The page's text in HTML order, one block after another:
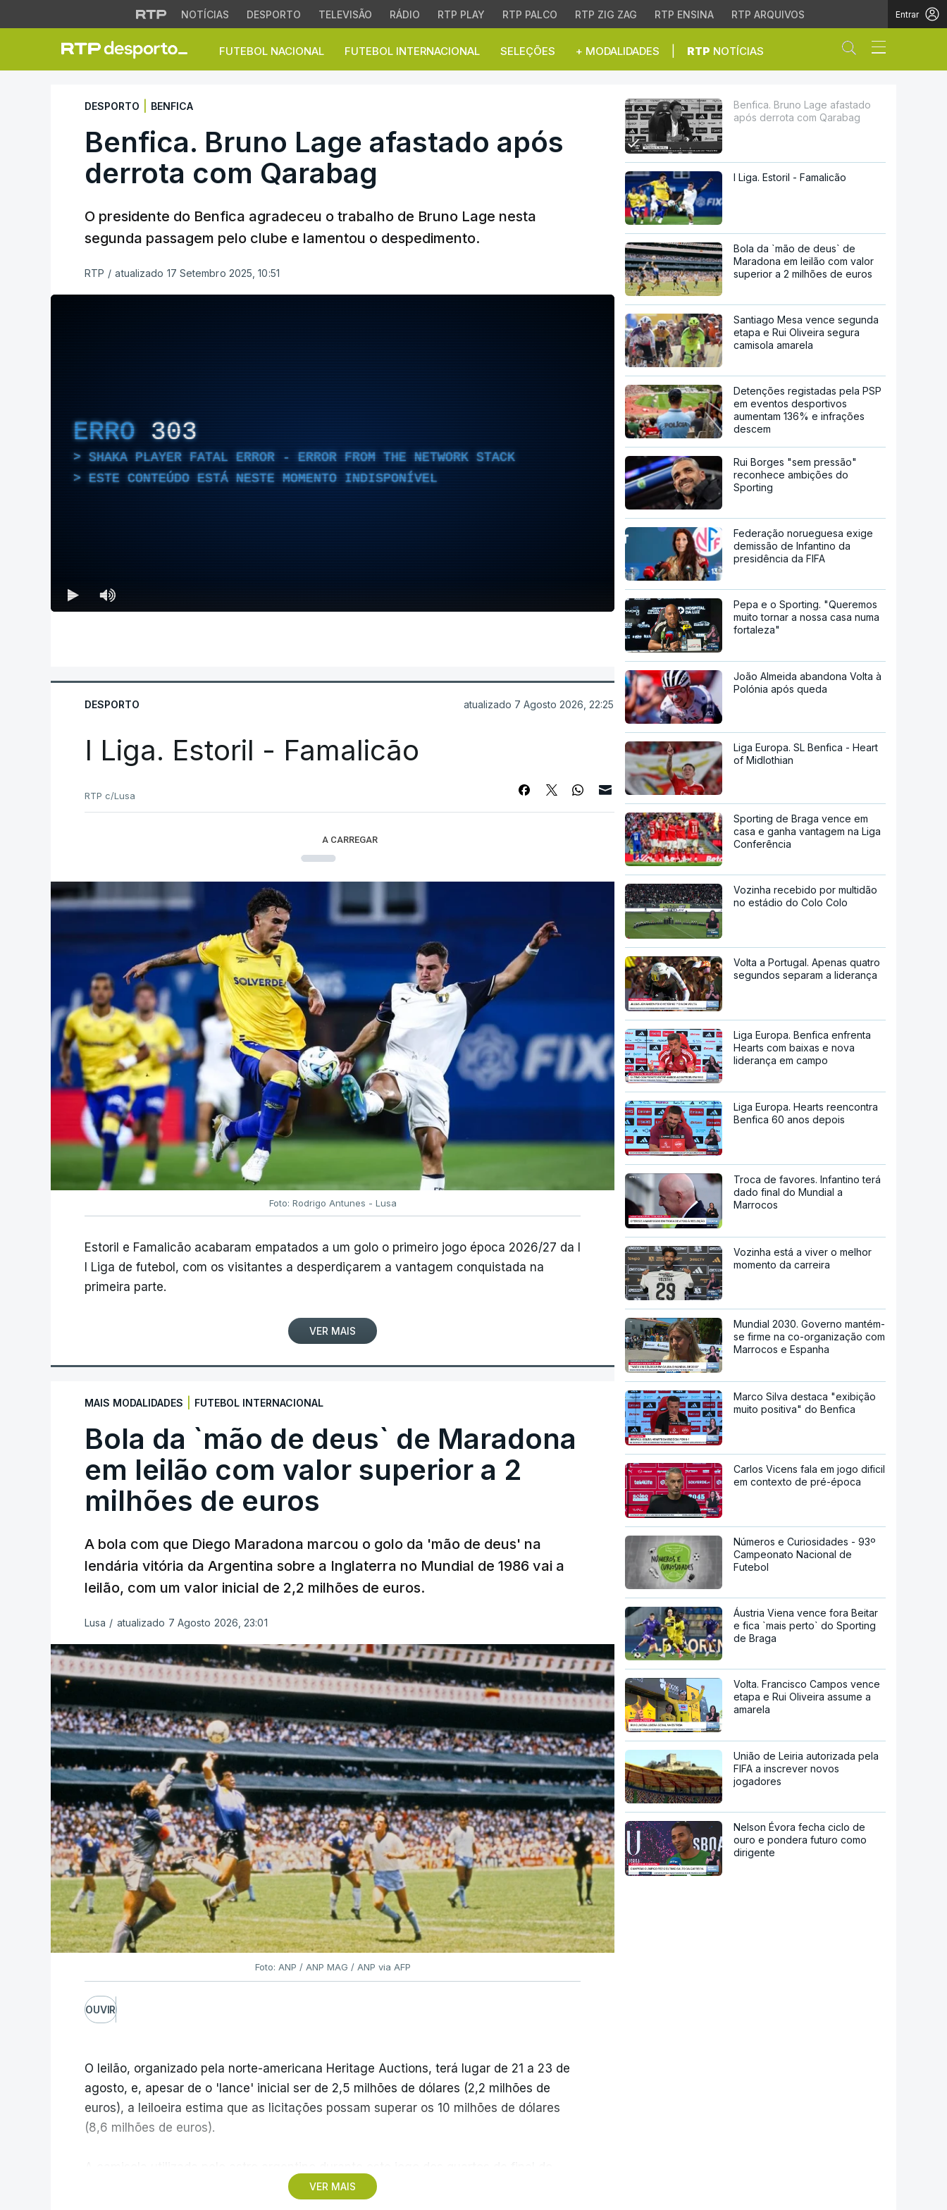
NOTÍCIAS DESPORTO TELEVISÃO RÁDIO RTP PLAY RTP PALCO RTP ZIG ZAG RTP ENSINA RTP ARQUIVOS Entrar
FUTEBOL NACIONAL FUTEBOL INTERNACIONAL SELEÇÕES + MODALIDADES RTP NOTÍCIAS Abrir campo
Benfica. Bruno Lage afastado após derrota com Qarabag
DESPORTO BENFICA
Benfica. Bruno Lage afastado após
derrota com Qarabag
O presidente do Benfica agradeceu o trabalho de Bruno Lage nesta
segunda passagem pelo clube e lamentou o despedimento.
RTP / atualizado 17 Setembro 2025, 10:51
ERRO 303
SHAKA PLAYER FATAL ERROR - ERROR FROM THE NETWORK STACK
ESTE CONTEÚDO ESTÁ NESTE MOMENTO INDISPONÍVEL
DESPORTO atualizado 7 Agosto 2026, 22:25
I Liga. Estoril - Famalicão
RTP c/Lusa
A CARREGAR
Foto: Rodrigo Antunes - Lusa
Estoril e Famalicão acabaram empatados a um golo o primeiro jogo época 2026/27 da I
I Liga de futebol, com os visitantes a desperdiçarem a vantagem conquistada na
primeira parte.
VER MAIS
MAIS MODALIDADES FUTEBOL INTERNACIONAL
Bola da `mão de deus` de Maradona
em leilão com valor superior a 2
milhões de euros
A bola com que Diego Maradona marcou o golo da 'mão de deus' na
lendária vitória da Argentina sobre a Inglaterra no Mundial de 1986 vai a
leilão, com um valor inicial de 2,2 milhões de euros.
Lusa / atualizado 7 Agosto 2026, 23:01
Foto: ANP / ANP MAG / ANP via AFP
OUVIR
VER MAIS
O leilão, organizado pela norte-americana Heritage Auctions, terá lugar de 21 a 23 de
agosto, e, apesar de o 'lance' inicial ser de 2,5 milhões de dólares (2,2 milhões de
euros), a leiloeira estima que as licitações possam superar os 10 milhões de dólares
(8,6 milhões de euros).
Mundial1986, ganho por 2-1 pela sua seleção a 22 de junho de 1986, na Cidade do
Benfica. Bruno Lage afastado
após derrota com Qarabag
I Liga. Estoril - Famalicão
Bola da `mão de deus` de
Maradona em leilão com valor
superior a 2 milhões de euros
Santiago Mesa vence segunda
etapa e Rui Oliveira segura
camisola amarela
Detenções registadas pela PSP
em eventos desportivos
aumentam 136% e infrações
descem
Rui Borges "sem pressão"
reconhece ambições do
Sporting
Federação norueguesa exige
demissão de Infantino da
presidência da FIFA
Pepa e o Sporting. "Queremos
muito tornar a nossa casa numa
fortaleza"
João Almeida abandona Volta à
Polónia após queda
Liga Europa. SL Benfica - Heart
of Midlothian
Sporting de Braga vence em
casa e ganha vantagem na Liga
Conferência
Vozinha recebido por multidão
no estádio do Colo Colo
Volta a Portugal. Apenas quatro
segundos separam a liderança
Liga Europa. Benfica enfrenta
Hearts com baixas e nova
liderança em campo
Liga Europa. Hearts reencontra
Benfica 60 anos depois
Troca de favores. Infantino terá
dado final do Mundial a
Marrocos
Vozinha está a viver o melhor
momento da carreira
Mundial 2030. Governo mantém-
se firme na co-organização com
Marrocos e Espanha
Marco Silva destaca "exibição
muito positiva" do Benfica
Carlos Vicens fala em jogo dificil
em contexto de pré-época
Números e Curiosidades - 93º
Campeonato Nacional de
Futebol
Áustria Viena vence fora Beitar
e fica `mais perto` do Sporting
de Braga
Volta. Francisco Campos vence
etapa e Rui Oliveira assume a
amarela
União de Leiria autorizada pela
FIFA a inscrever novos
jogadores
Nelson Évora fecha ciclo de
ouro e pondera futuro como
dirigente